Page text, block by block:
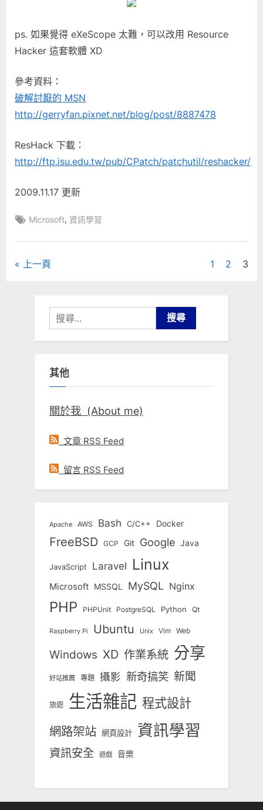
ps. 如果覺得 eXeScope 太難，可以改用 Resource
Hacker 這套軟體 XD
參考資料：
破解討厭的 MSN
http://gerryfan.pixnet.net/blog/post/8887478
ResHack 下載：
http://ftp.isu.edu.tw/pub/CPatch/patchutil/reshacker/
2009.11.17 更新
Tags:
Microsoft,資訊學習
文上一頁 1 2 3
搜
尋
關
字:
其他
關於我 (About me)
文章 RSS Feed
留言 RSS Feed
Apache AWS Bash C/C++ Docker
FreeBSD GCP Git Google Java
JavaScript Laravel Linux
Microsoft MSSQL MySQL Nginx
PHP PHPUnit PostgreSQL Python Qt
Raspberry Pi Ubuntu Unix Vim Web
Windows XD 作業系統 分享
好站推薦 專題 攝影 新奇搞笑 新聞
旅遊 生活雜記 程式設計
網路架站 網頁設計 資訊學習
資訊安全 遊戲 音樂